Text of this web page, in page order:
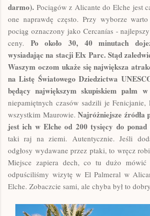
darmo). Pociągów z Alicante do Elche jest
one naprawdę często. Przy wyborze
pociąg oznaczony jako Cercanías -
ceny. Po około 30, 40 minutach
wysiadając na stacji Elx Parc. Stąd
Waszym oczom ukaże się największa
na Listę Światowego Dziedzictwa
będący największym skupiskiem palm
niepamiętnych czasów sadzili je Fenicjanie,
wszystkim Maurowie. Najróżniejsze źródła
jest ich w Elche od 200 tysięcy do ponad
taki raj na ziemi. Autentycznie. Jeśli
odgłosy wydawane przez ptaki, to wręcz
Miejsce zapiera dech, co tu dużo mówić
odpuściliśmy wizytę w El Palmeral w
Elche. Zobaczcie sami, ale chyba był to